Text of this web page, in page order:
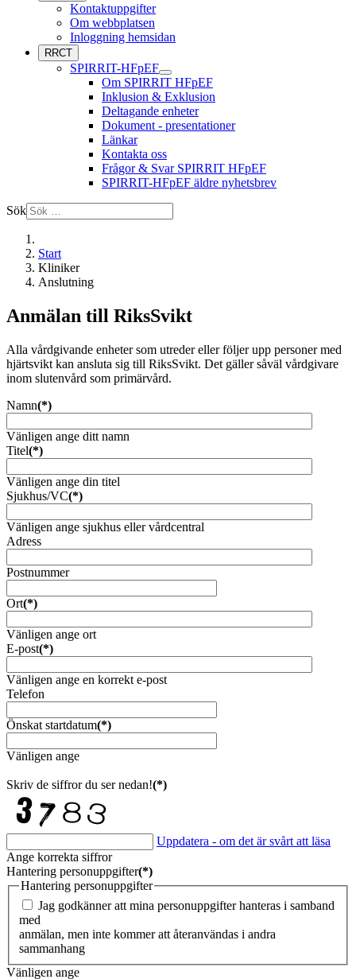
Kontaktuppgifter
Om webbplatsen
Inloggning hemsidan
RRCT
SPIRRIT-HFpEF
Om SPIRRIT HFpEF
Inklusion & Exklusion
Deltagande enheter
Dokument - presentationer
Länkar
Kontakta oss
Frågor & Svar SPIRRIT HFpEF
SPIRRIT-HFpEF äldre nyhetsbrev
Sök
Start
Kliniker
Anslutning
Anmälan till RiksSvikt
Alla vårdgivande enheter som utreder eller följer upp personer med
hjärtsvikt kan ansluta sig till RiksSvikt. Det gäller såväl vårdgivare
inom slutenvård som primärvård.
Namn(*)
Vänligen ange ditt namn
Titel(*)
Vänligen ange din titel
Sjukhus/VC(*)
Vänligen ange sjukhus eller vårdcentral
Adress
Postnummer
Ort(*)
Vänligen ange ort
E-post(*)
Vänligen ange en korrekt e-post
Telefon
Önskat startdatum(*)
Vänligen ange
Skriv de siffror du ser nedan!(*)
Uppdatera - om det är svårt att läsa
Ange korrekta siffror
Hantering personuppgifter(*)
Hantering personuppgifter
Jag godkänner att mina personuppgifter hanteras i samband
med
anmälan, men inte kommer att återanvändas i andra
sammanhang
Vänligen ange